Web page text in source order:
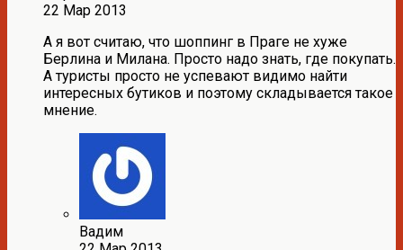
22 Мар 2013
А я вот считаю, что шоппинг в Праге не хуже
Берлина и Милана. Просто надо знать, где покупать.
А туристы просто не успевают видимо найти
интересных бутиков и поэтому складывается такое
мнение.
Вадим